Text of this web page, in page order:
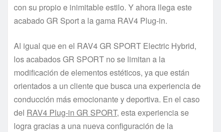
con su propio e inimitable estilo. Y ahora llega este
acabado GR Sport a la gama RAV4 Plug-in.
Al igual que en el RAV4 GR SPORT Electric Hybrid,
los acabados GR SPORT no se limitan a la
modificación de elementos estéticos, ya que están
orientados a un cliente que busca una experiencia de
conducción más emocionante y deportiva. En el caso
del RAV4 Plug-in GR SPORT, esta experiencia se
logra gracias a una nueva configuración de la